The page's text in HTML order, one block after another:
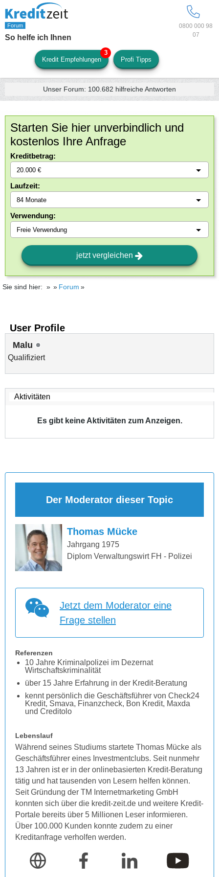
0800 000 98
07
So helfe ich Ihnen
Kredit Empfehlungen Profi Tipps
Unser Forum: 100.682 hilfreiche Antworten
Starten Sie hier unverbindlich und
kostenlos Ihre Anfrage
Kreditbetrag:
Laufzeit:
Verwendung:
jetzt vergleichen
Sie sind hier: Forum
User Profile
Malu
Qualifiziert
Es gibt keine Aktivitäten zum Anzeigen.
Der Moderator dieser Topic
Thomas Mücke
Jahrgang 1975
Diplom Verwaltungswirt FH - Polizei
Jetzt dem Moderator eine
Frage stellen
Referenzen
10 Jahre Kriminalpolizei im Dezernat
Wirtschaftskriminalität
über 15 Jahre Erfahrung in der Kredit-Beratung
kennt persönlich die Geschäftsführer von Check24
Kredit, Smava, Finanzcheck, Bon Kredit, Maxda
und Creditolo
Lebenslauf
Während seines Studiums startete Thomas Mücke als
Geschäftsführer eines Investmentclubs. Seit nunmehr
13 Jahren ist er in der onlinebasierten Kredit-Beratung
tätig und hat tausenden von Lesern helfen können.
Seit Gründung der TM Internetmarketing GmbH
konnten sich über die kredit-zeit.de und weitere Kredit-
Portale bereits über 5 Millionen Leser informieren.
Über 100.000 Kunden konnte zudem zu einer
Kreditanfrage verholfen werden.